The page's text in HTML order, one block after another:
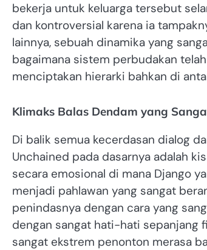
bekerja untuk keluarga tersebut
dan kontroversial karena ia
lainnya, sebuah dinamika yang
bagaimana sistem perbudakan
menciptakan hierarki bahkan di
Klimaks Balas Dendam yang
Di balik semua kecerdasan dialog
Unchained pada dasarnya adalah
secara emosional di mana Django
menjadi pahlawan yang sangat
penindasnya dengan cara yang
dengan sangat hati-hati sepanjang
sangat ekstrem penonton merasa